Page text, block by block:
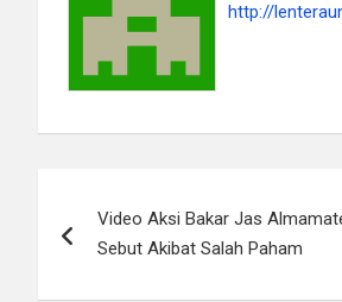
http://
posVideo Aksi Bakar Jas
Sebut Akibat Salah Paham